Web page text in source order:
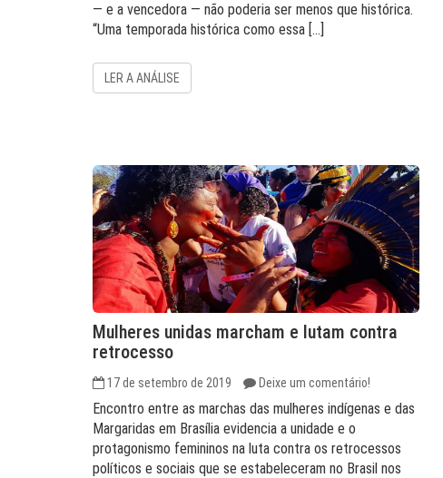
— e a vencedora — não poderia ser menos que histórica.
“Uma temporada histórica como essa […]
LER A ANÁLISE
Mulheres unidas marcham e lutam contra
retrocesso
17 de setembro de 2019 Deixe um comentário!
Encontro entre as marchas das mulheres indígenas e das
Margaridas em Brasília evidencia a unidade e o
protagonismo femininos na luta contra os retrocessos
políticos e sociais que se estabeleceram no Brasil nos